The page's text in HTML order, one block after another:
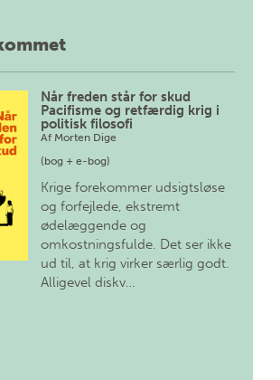
Når freden står for skud
Pacifisme og retfærdig krig i
politisk filosofi
Af Morten Dige
(bog + e-bog)
Krige forekommer udsigtsløse
og forfejlede, ekstremt
ødelæggende og
omkostningsfulde. Det ser ikke
ud til, at krig virker særlig godt.
Alligevel diskv…